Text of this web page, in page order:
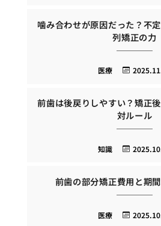
噛み合わせが原因だった？不
列矯正の力
医療
前歯は後戻りしやすい？矯正
対ルール
知識
前歯の部分矯正費用と期
医療